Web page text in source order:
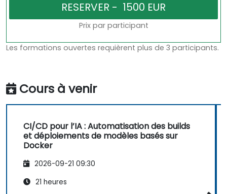
Prix par participant
Les formations ouvertes requièrent plus de 3 participants.
Cours à venir
CI/CD pour l’IA : Automatisation des builds
et déploiements de modèles basés sur
Docker
2026-09-21 09:30
21 heures